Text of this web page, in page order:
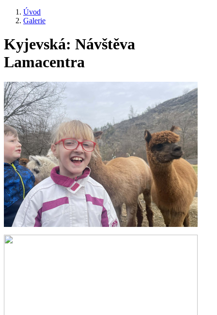
Drobečková
navigace
Úvod
Galerie
Kyjevská: Návštěva
Lamacentra